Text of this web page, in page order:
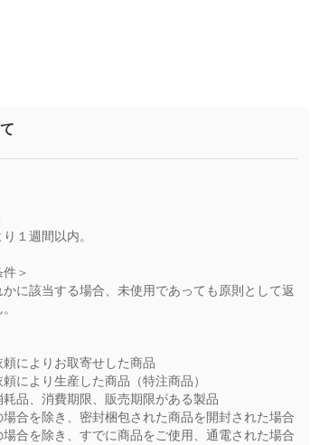
１週間以内。
＞
に該当する場合、未使用であっても原則として返
頼によりお取寄せした商品
頼により生産した商品（特注商品）
耗品、消費期限、販売期限がある製品
場合を除き、密封梱包された商品を開封された場合
場合を除き、すでに商品をご使用、通電された場合